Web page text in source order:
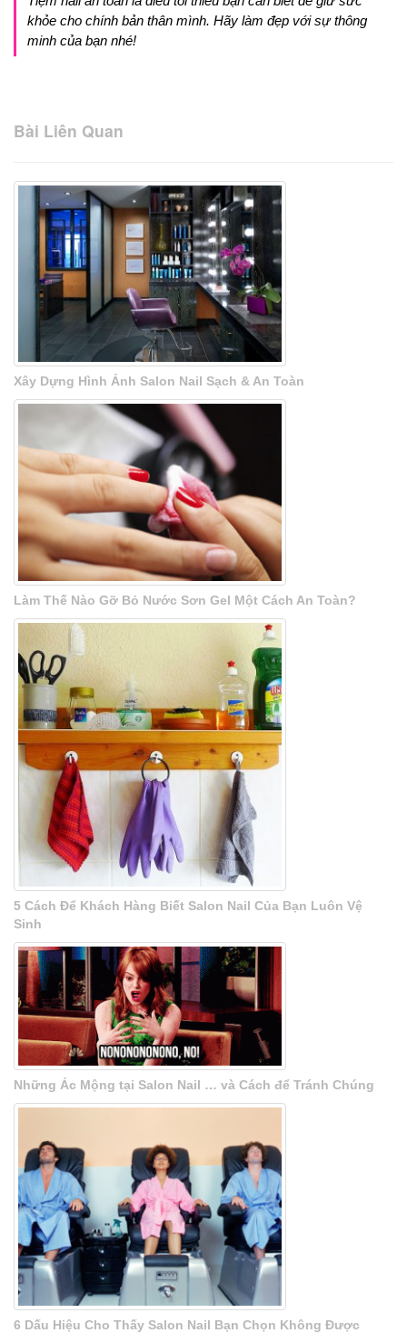
khỏe cho chính bản thân mình. Hãy làm đẹp với sự thông
minh của bạn nhé!
Bài Liên Quan
Xây Dựng Hình Ảnh Salon Nail Sạch & An Toàn
Làm Thế Nào Gỡ Bỏ Nước Sơn Gel Một Cách An Toàn?
5 Cách Để Khách Hàng Biết Salon Nail Của Bạn Luôn Vệ
Sinh
Những Ác Mộng tại Salon Nail … và Cách để Tránh Chúng
6 Dấu Hiệu Cho Thấy Salon Nail Bạn Chọn Không Được